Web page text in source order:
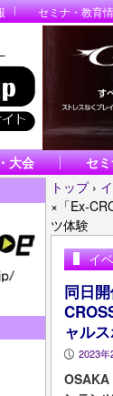
セミナ・教育
大会
セ
トップ ›
×「Ex-
ツ体験
イ
同日
ャル
P 2023年
OSAKA